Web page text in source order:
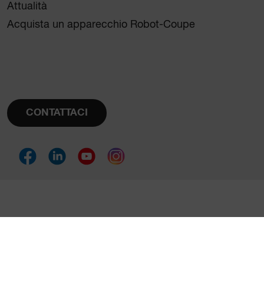
Attualità
Acquista un apparecchio Robot-Coupe
CONTATTACI